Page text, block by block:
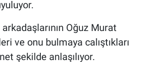
Oğuz Murat
ve onu bulmaya calıştıkları
şekilde anlaşılıyor.